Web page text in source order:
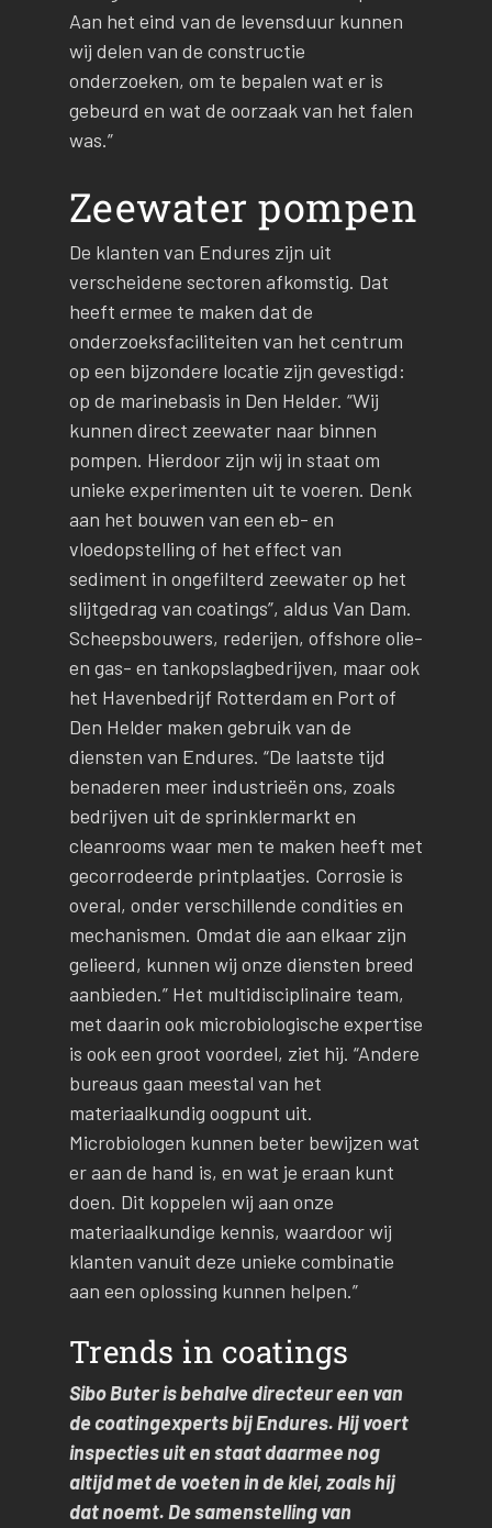
Aan het eind van de levensduur kunnen
wij delen van de constructie
onderzoeken, om te bepalen wat er is
gebeurd en wat de oorzaak van het falen
was.”
Zeewater pompen
De klanten van Endures zijn uit
verscheidene sectoren afkomstig. Dat
heeft ermee te maken dat de
onderzoeksfaciliteiten van het centrum
op een bijzondere locatie zijn gevestigd:
op de marinebasis in Den Helder. “Wij
kunnen direct zeewater naar binnen
pompen. Hierdoor zijn wij in staat om
unieke experimenten uit te voeren. Denk
aan het bouwen van een eb- en
vloedopstelling of het effect van
sediment in ongefilterd zeewater op het
slijtgedrag van coatings”, aldus Van Dam.
Scheepsbouwers, rederijen, offshore olie-
en gas- en tankopslagbedrijven, maar ook
het Havenbedrijf Rotterdam en Port of
Den Helder maken gebruik van de
diensten van Endures. “De laatste tijd
benaderen meer industrieën ons, zoals
bedrijven uit de sprinklermarkt en
cleanrooms waar men te maken heeft met
gecorrodeerde printplaatjes. Corrosie is
overal, onder verschillende condities en
mechanismen. Omdat die aan elkaar zijn
gelieerd, kunnen wij onze diensten breed
aanbieden.” Het multidisciplinaire team,
met daarin ook microbiologische expertise
is ook een groot voordeel, ziet hij. “Andere
bureaus gaan meestal van het
materiaalkundig oogpunt uit.
Microbiologen kunnen beter bewijzen wat
er aan de hand is, en wat je eraan kunt
doen. Dit koppelen wij aan onze
materiaalkundige kennis, waardoor wij
klanten vanuit deze unieke combinatie
aan een oplossing kunnen helpen.”
Trends in coatings
Sibo Buter is behalve directeur een van
de coatingexperts bij Endures. Hij voert
inspecties uit en staat daarmee nog
altijd met de voeten in de klei, zoals hij
dat noemt. De samenstelling van